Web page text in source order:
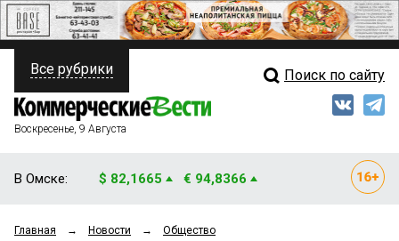
ПОЛИТИКА
ФИНАНСЫ
ОБЩЕСТВО
Свежий выпуск
Все рубрики Поиск по сайту
Воскресенье, 9 Августа
В Омске: $ 82,1665 € 94,8366
Главная → Новости → Общество